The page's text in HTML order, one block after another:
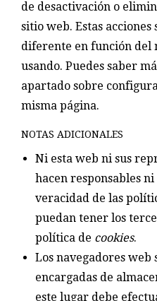
de desactivación o
sitio web. Estas
diferente en función del
usando. Puedes saber
apartado sobre
misma página.
NOTAS ADICIONALES
Ni esta web ni sus
hacen responsables
veracidad de las
puedan tener los
política de cookies.
Los navegadores
encargadas de
este lugar debe